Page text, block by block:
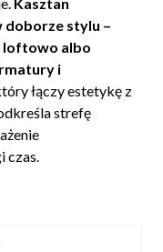
doborze stylu –
loftowo albo
i
łączy estetykę z
strefę
czas.